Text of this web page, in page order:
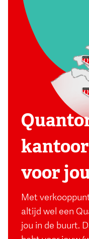
voor
Met
altijd wel een
jou in de buurt.